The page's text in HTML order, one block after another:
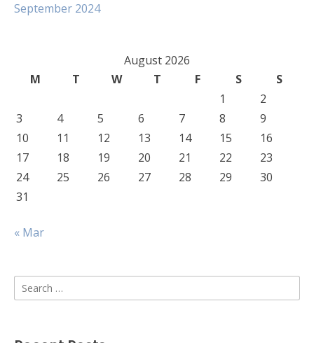
September 2024
August 2026
M
T W T F S
S
1
2
3
4 5 6 7 8
9
10
11 12 13 14 15
16
17
18 19 20 21 22
23
24
25 26 27 28 29
30
31
« Mar
Search
for: